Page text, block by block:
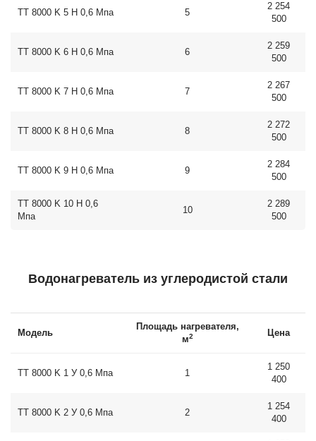
ТТ 8000 K 5 Н 0,6 Мпа 5
2 254
500
ТТ 8000 K 6 Н 0,6 Мпа 6
2 259
500
ТТ 8000 K 7 Н 0,6 Мпа 7
2 267
500
ТТ 8000 K 8 Н 0,6 Мпа 8
2 272
500
ТТ 8000 K 9 Н 0,6 Мпа 9
2 284
500
ТТ 8000 K 10 Н 0,6
Мпа
10
2 289
500
Водонагреватель из углеродистой стали
Модель
Площадь нагревателя,
м2 Цена
ТТ 8000 K 1 У 0,6 Мпа 1
1 250
400
ТТ 8000 K 2 У 0,6 Мпа 2
1 254
400